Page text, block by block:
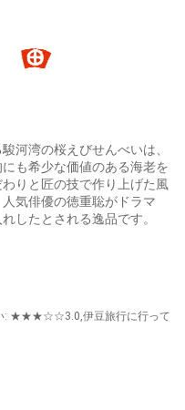
河湾の桜えびせんべいは、
も希少な価値のある海老を
りと匠の技で作り上げた風
気俳優の徳重聡がドラマ
したとされる逸品です。
い: ★★★☆☆3.0,伊豆旅行に行って